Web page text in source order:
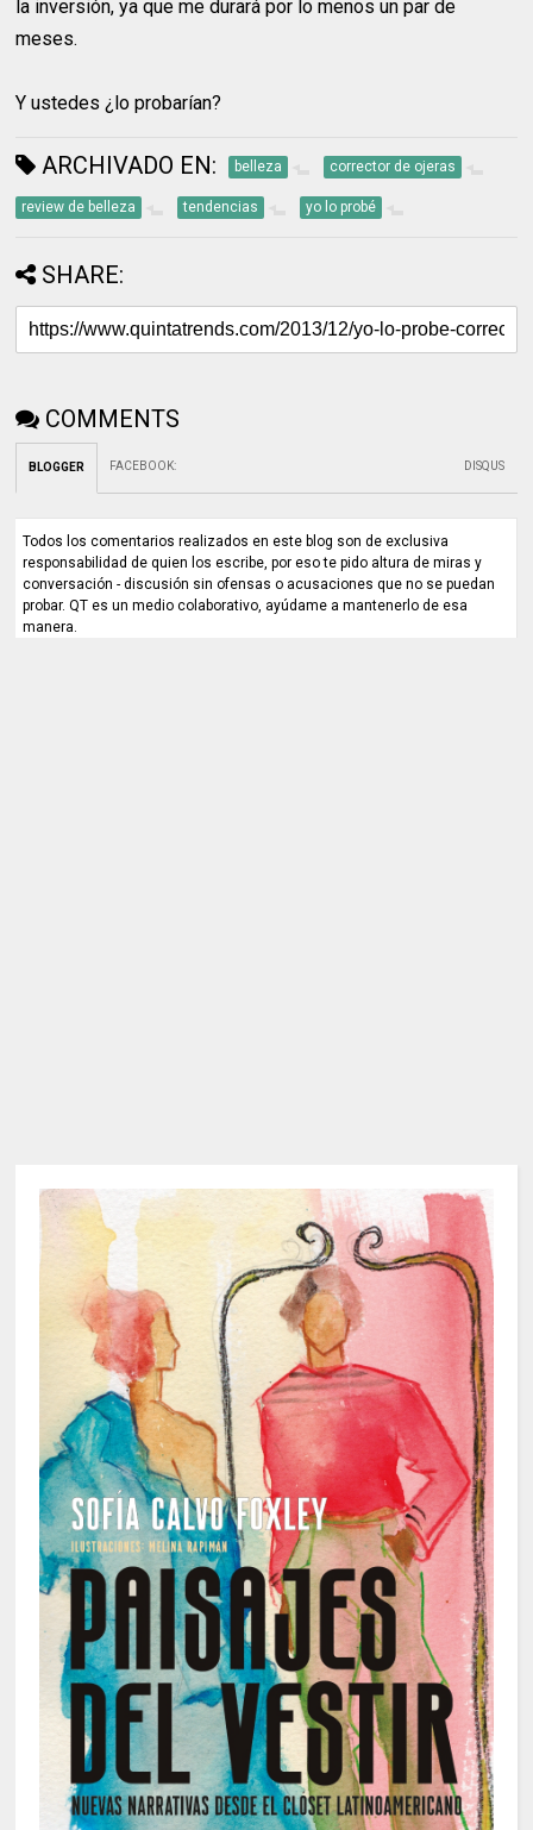
la inversión, ya que me durará por lo menos un par de
meses.
Y ustedes ¿lo probarían?
ARCHIVADO EN: belleza corrector de ojeras
review de belleza tendencias yo lo probé
SHARE:
COMMENTS
BLOGGER FACEBOOK: DISQUS
Todos los comentarios realizados en este blog son de exclusiva
responsabilidad de quien los escribe, por eso te pido altura de miras y
conversación - discusión sin ofensas o acusaciones que no se puedan
probar. QT es un medio colaborativo, ayúdame a mantenerlo de esa
manera.